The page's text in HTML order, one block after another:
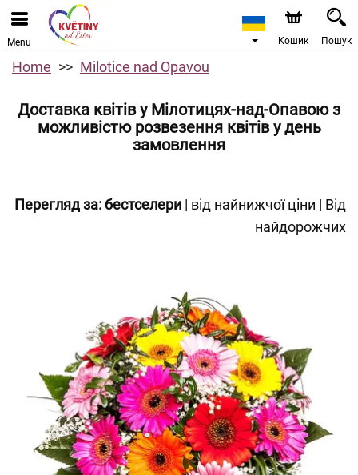
Menu Кошик Пошук
Home Milotice nad Opavou
Доставка квітів у Мілотицях-над-Опавою з
можливістю розвезення квітів у день
замовлення
Перегляд за:бестселери | від найнижчої ціни | Від
найдорожчих